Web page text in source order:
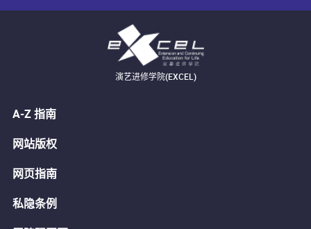
演艺进修学院(EXCEL)
A-Z 指南
网站版权
网页指南
私隐条例